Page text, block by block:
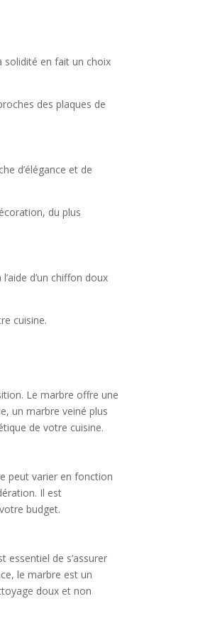
solidité en fait un choix
des plaques de
d’élégance et de
du plus
d’un chiffon doux
cuisine.
Le marbre offre une
un marbre veiné plus
de votre cuisine.
peut varier en fonction
Il est
budget.
essentiel de s’assurer
le marbre est un
doux et non